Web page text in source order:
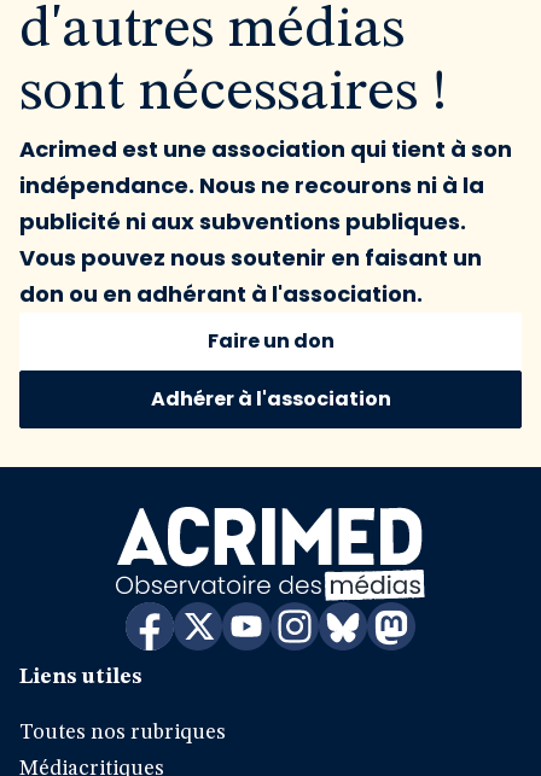
d'autres médias
sont nécessaires !
Acrimed est une association qui tient à son
indépendance. Nous ne recourons ni à la
publicité ni aux subventions publiques.
Vous pouvez nous soutenir en faisant un
don ou en adhérant à l'association.
Faire un don
Adhérer à l'association
Liens utiles
Toutes nos rubriques
Médiacritiques